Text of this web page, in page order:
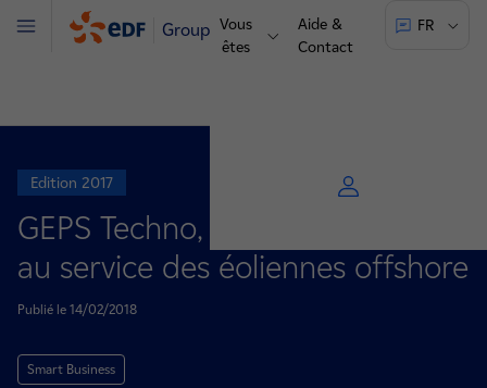
Groupe Vous
êtes
Aide &
Contact
FR
Menu
Edition 2017
GEPS Techno, l’énergie de la mer
au service des éoliennes offshore
Publié le 14/02/2018
Smart Business